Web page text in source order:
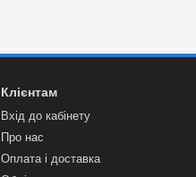
Клієнтам
Вхід до кабінету
Про нас
Оплата і доставка